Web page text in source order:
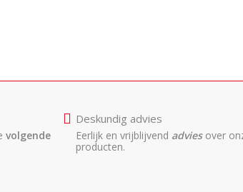
volgende
Deskundig advies
Eerlijk en vrijblijvend adviesover
producten.